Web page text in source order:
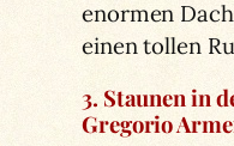
enormen
einen tollen
3. Staunen in
Gregorio